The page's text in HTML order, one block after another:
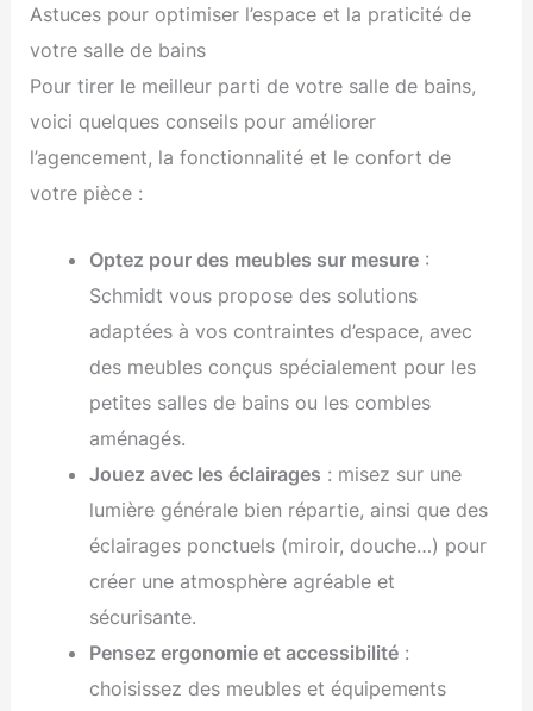
Astuces pour optimiser l’espace et la praticité de
votre salle de bains
Pour tirer le meilleur parti de votre salle de bains,
voici quelques conseils pour améliorer
l’agencement, la fonctionnalité et le confort de
votre pièce :
Optez pour des meubles sur mesure:
Schmidt vous propose des solutions
adaptées à vos contraintes d’espace, avec
des meubles conçus spécialement pour les
petites salles de bains ou les combles
aménagés.
Jouez avec les éclairages : misez sur une
lumière générale bien répartie, ainsi que des
éclairages ponctuels (miroir, douche…) pour
créer une atmosphère agréable et
sécurisante.
Pensez ergonomie et accessibilité:
choisissez des meubles et équipements